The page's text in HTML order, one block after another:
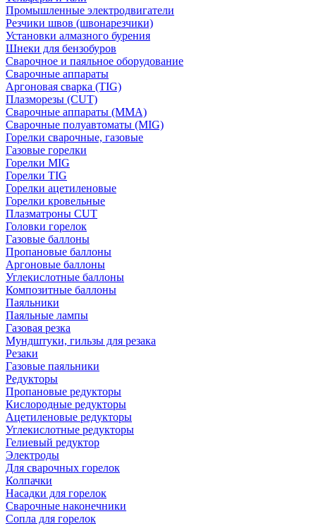
Промышленные электродвигатели
Резчики швов (швонарезчики)
Установки алмазного бурения
Шнеки для бензобуров
Сварочное и паяльное оборудование
Сварочные аппараты
Аргоновая сварка (TIG)
Плазморезы (CUT)
Сварочные аппараты (MMA)
Сварочные полуавтоматы (MIG)
Горелки сварочные, газовые
Газовые горелки
Горелки MIG
Горелки TIG
Горелки ацетиленовые
Горелки кровельные
Плазматроны CUT
Головки горелок
Газовые баллоны
Пропановые баллоны
Аргоновые баллоны
Углекислотные баллоны
Композитные баллоны
Паяльники
Паяльные лампы
Газовая резка
Мундштуки, гильзы для резака
Резаки
Газовые паяльники
Редукторы
Пропановые редукторы
Кислородные редукторы
Ацетиленовые редукторы
Углекислотные редукторы
Гелиевый редуктор
Электроды
Для сварочных горелок
Колпачки
Насадки для горелок
Сварочные наконечники
Сопла для горелок